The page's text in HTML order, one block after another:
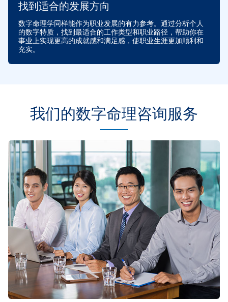
找到适合的发展方向
数字命理学同样能作为职业发展的有力参考。通过分析个人
的数字特质，找到最适合的工作类型和职业路径，帮助你在
事业上实现更高的成就感和满足感，使职业生涯更加顺利和
充实。
我们的数字命理咨询服务